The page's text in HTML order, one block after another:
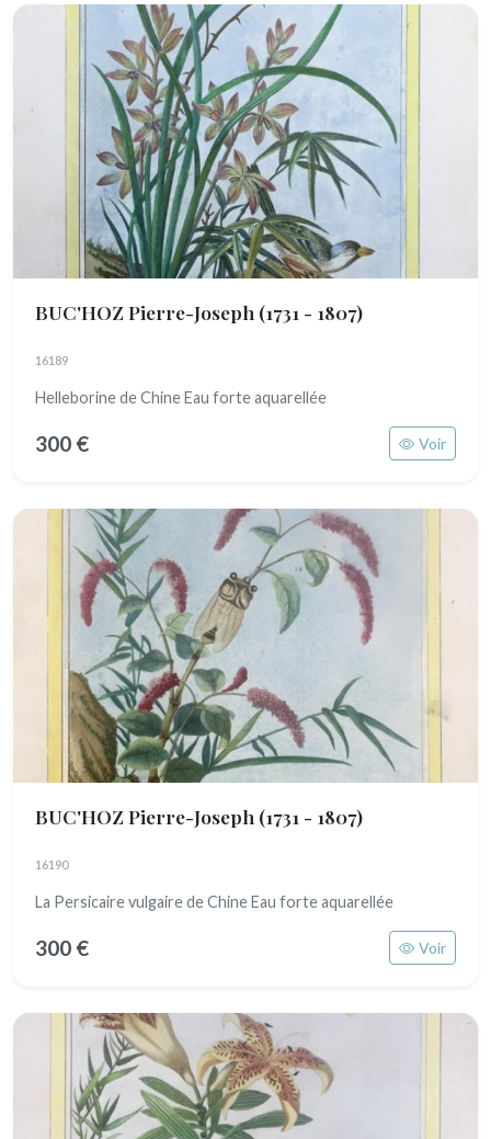
BUC'HOZ Pierre-Joseph (1731 - 1807)
16189
Helleborine de Chine Eau forte aquarellée
300 € Voir
BUC'HOZ Pierre-Joseph (1731 - 1807)
16190
La Persicaire vulgaire de Chine Eau forte aquarellée
300 € Voir